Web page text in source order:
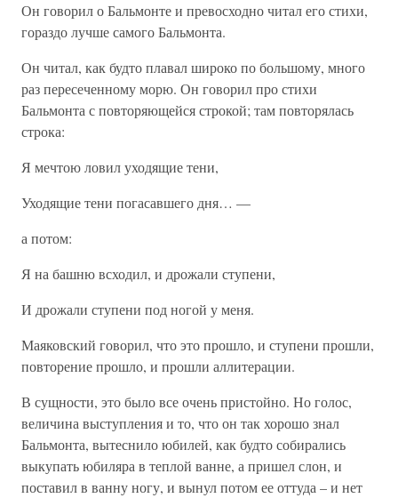
Он говорил о Бальмонте и превосходно читал его стихи,
гораздо лучше самого Бальмонта.
Он читал, как будто плавал широко по большому, много
раз пересеченному морю. Он говорил про стихи
Бальмонта с повторяющейся строкой; там повторялась
строка:
Я мечтою ловил уходящие тени,
Уходящие тени погасавшего дня… —
а потом:
Я на башню всходил, и дрожали ступени,
И дрожали ступени под ногой у меня.
Маяковский говорил, что это прошло, и ступени прошли,
повторение прошло, и прошли аллитерации.
В сущности, это было все очень пристойно. Но голос,
величина выступления и то, что он так хорошо знал
Бальмонта, вытеснило юбилей, как будто собирались
выкупать юбиляра в теплой ванне, а пришел слон, и
поставил в ванну ногу, и вынул потом ее оттуда – и нет